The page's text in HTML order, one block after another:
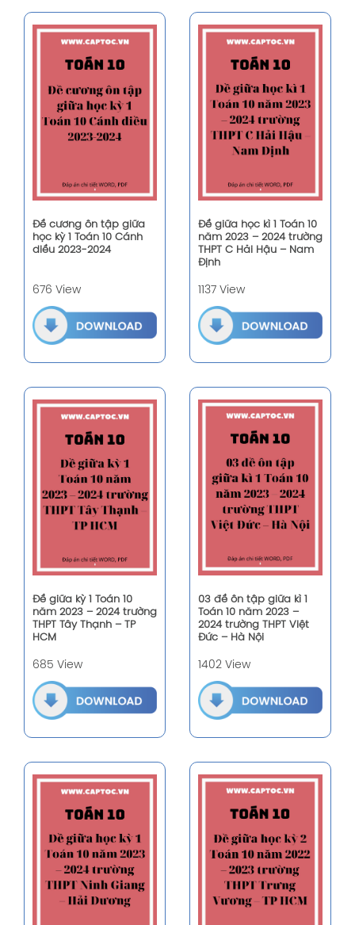
Đề cương ôn tập giữa
học kỳ 1 Toán 10 Cánh
diều 2023-2024
676 View
Đề giữa học kì 1 Toán 10
năm 2023 – 2024 trường
THPT C Hải Hậu – Nam
Định
1137 View
Đề giữa kỳ 1 Toán 10
năm 2023 – 2024 trường
THPT Tây Thạnh – TP
HCM
685 View
03 đề ôn tập giữa kì 1
Toán 10 năm 2023 –
2024 trường THPT Việt
Đức – Hà Nội
1402 View